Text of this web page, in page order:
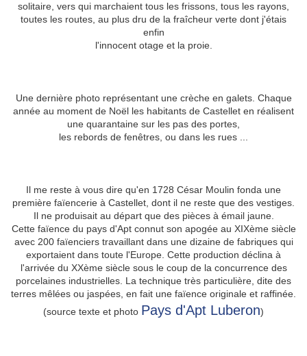
solitaire, vers qui marchaient tous les frissons, tous les rayons,
toutes les routes, au plus dru de la fraîcheur verte dont j'étais
enfin
l'innocent otage et la proie.
Une dernière photo représentant une crèche en galets. Chaque
année au moment de Noël les habitants de Castellet en réalisent
une quarantaine sur les pas des portes,
les rebords de fenêtres, ou dans les rues ...
Il me reste à vous dire qu'en 1728 César Moulin fonda une
première faïencerie à Castellet, dont il ne reste que des vestiges.
Il ne produisait au départ que des pièces à émail jaune.
Cette faïence du pays d'Apt connut son apogée au XIXème siècle
avec 200 faïenciers travaillant dans une dizaine de fabriques qui
exportaient dans toute l'Europe. Cette production déclina à
l'arrivée du XXème siècle sous le coup de la concurrence des
porcelaines industrielles. La technique très particulière, dite des
terres mêlées ou jaspées, en fait une faïence originale et raffinée.
(source texte et photo Pays d'Apt Luberon)